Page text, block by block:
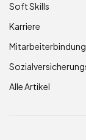
Soft Skills
Karriere
Mitarbeiterbindung
Alle Artikel